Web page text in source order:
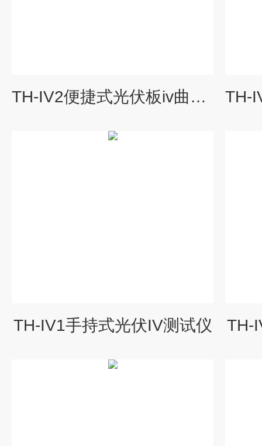
TH-IV2便捷式光伏板iv曲线测试仪
TH-IV1手持式光伏IV测试仪 TH-